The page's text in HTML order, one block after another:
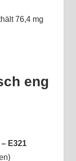
76,4 mg
eng
– E321